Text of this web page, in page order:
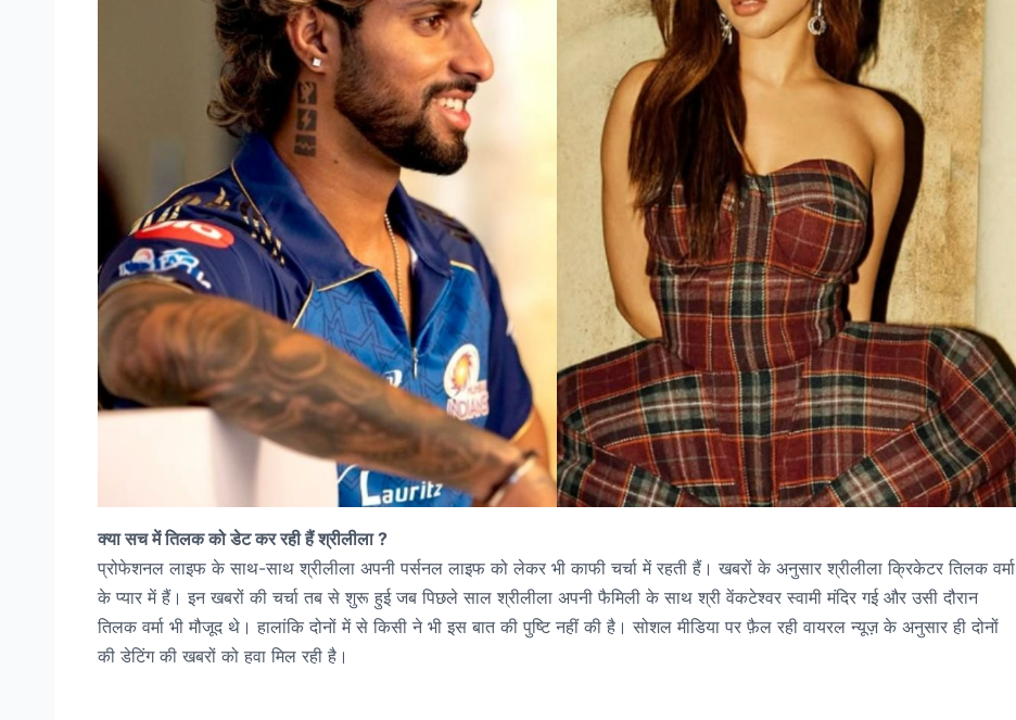
क्या सच में तिलक को डेट कर रही हैं श्रीलीला ?
प्रोफेशनल लाइफ के साथ-साथ श्रीलीला अपनी पर्सनल लाइफ को लेकर भी काफी चर्चा में रहती हैं। खबरों के अनुसार श्रीलीला क्रिकेटर तिलक वर्मा
के प्यार में हैं। इन खबरों की चर्चा तब से शुरू हुई जब पिछले साल श्रीलीला अपनी फैमिली के साथ श्री वेंकटेश्वर स्वामी मंदिर गई और उसी दौरान
तिलक वर्मा भी मौजूद थे। हालांकि दोनों में से किसी ने भी इस बात की पुष्टि नहीं की है। सोशल मीडिया पर फ़ैल रही वायरल न्यूज़ के अनुसार ही दोनों
की डेटिंग की खबरों को हवा मिल रही है।